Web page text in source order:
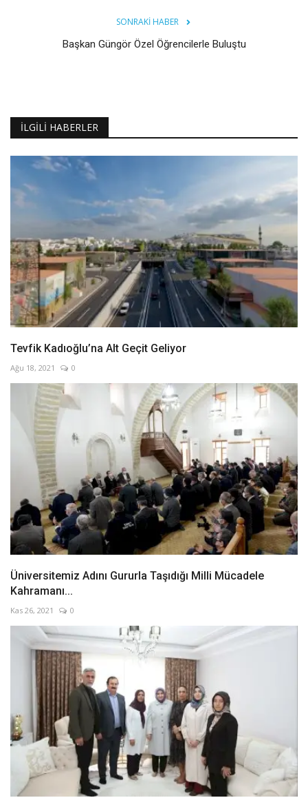
SONRAKI HABER
Başkan Güngör Özel Öğrencilerle Buluştu
İLGILI HABERLER
Tevfik Kadıoğlu’na Alt Geçit Geliyor
Ağu 18, 2021 0
Üniversitemiz Adını Gururla Taşıdığı Milli Mücadele
Kahramanı...
Kas 26, 2021 0